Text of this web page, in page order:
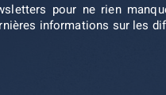
pour ne rien
informations sur les